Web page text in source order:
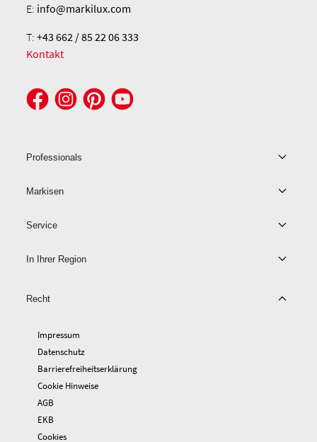
E: info@markilux.com
T:+43 662 / 85 22 06 333
Kontakt
Professionals
Markisen
Service
In Ihrer Region
Recht
Impressum
Datenschutz
Barrierefreiheitserklärung
Cookie Hinweise
AGB
EKB
Cookies